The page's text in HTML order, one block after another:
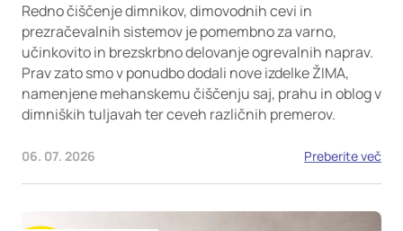
Redno čiščenje dimnikov, dimovodnih cevi in
prezračevalnih sistemov je pomembno za varno,
učinkovito in brezskrbno delovanje ogrevalnih naprav.
Prav zato smo v ponudbo dodali nove izdelke ŽIMA,
namenjene mehanskemu čiščenju saj, prahu in oblog v
dimniških tuljavah ter ceveh različnih premerov.
06. 07. 2026 Preberite več